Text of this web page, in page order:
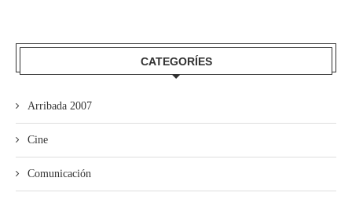
CATEGORÍES
Arribada 2007
Cine
Comunicación